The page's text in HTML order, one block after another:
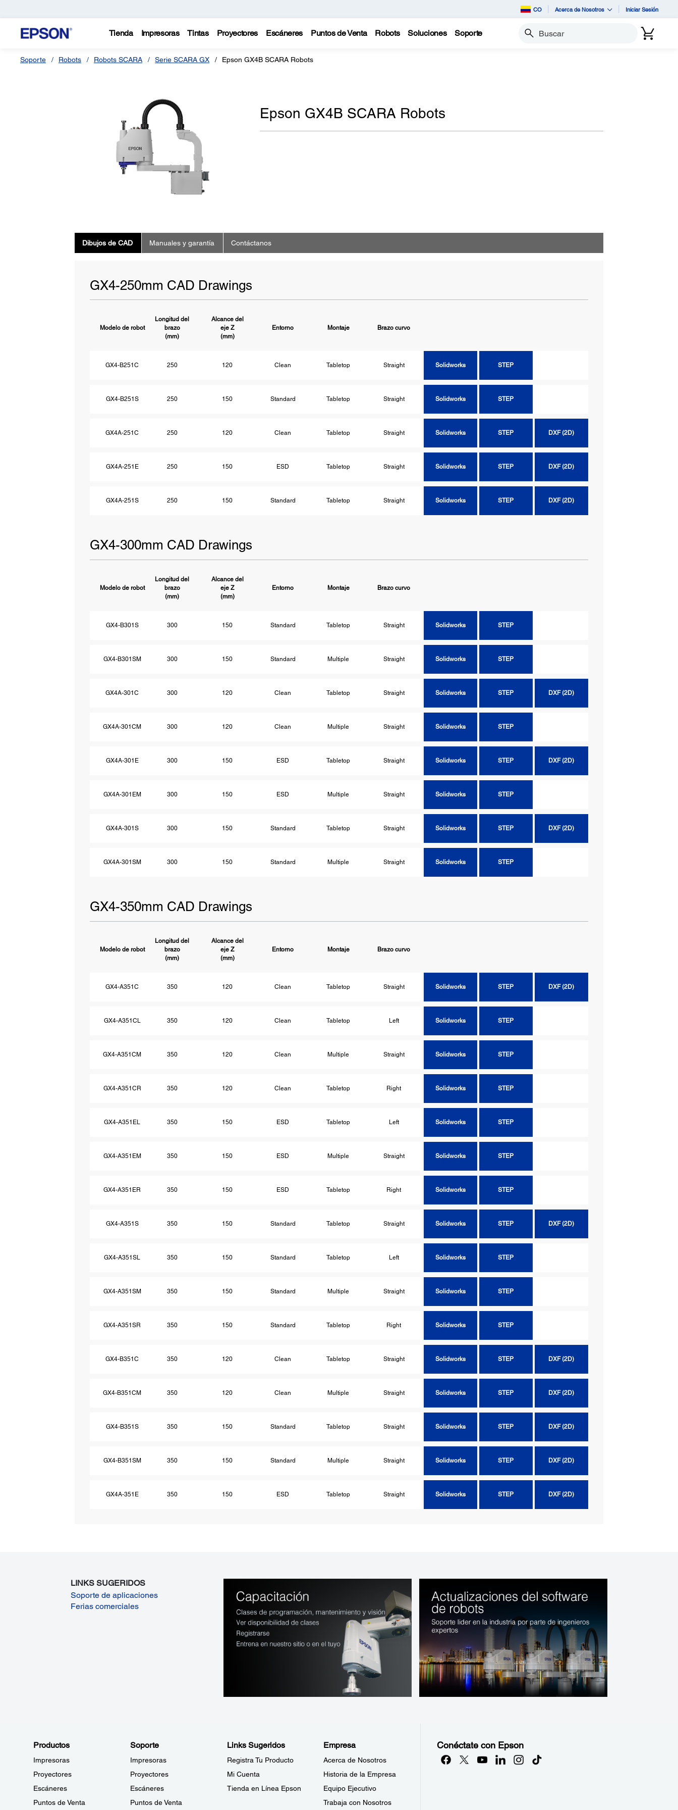
CO Acerca de Nosotros Iniciar Sesión
Tienda Impresoras Tintas Proyectores Escáneres Puntos de Venta Robots Soluciones Soporte Buscar
Soporte Robots Robots SCARA Serie SCARA GX Epson GX4B SCARA Robots
Epson GX4B SCARA Robots
Dibujos de CAD Manuales y garantía Contáctanos
GX4-250mm CAD Drawings
Modelo de robot
Longitud del
brazo
(mm)
Alcance del
eje Z
(mm)
Entorno Montaje Brazo curvo
GX4-B251C 250 120 Clean Tabletop Straight Solidworks STEP
GX4-B251S 250 150 Standard Tabletop Straight Solidworks STEP
GX4A-251C 250 120 Clean Tabletop Straight Solidworks STEP DXF (2D)
GX4A-251E 250 150 ESD Tabletop Straight Solidworks STEP DXF (2D)
GX4A-251S 250 150 Standard Tabletop Straight Solidworks STEP DXF (2D)
GX4-300mm CAD Drawings
Modelo de robot
Longitud del
brazo
(mm)
Alcance del
eje Z
(mm)
Entorno Montaje Brazo curvo
GX4-B301S 300 150 Standard Tabletop Straight Solidworks STEP
GX4-B301SM 300 150 Standard Multiple Straight Solidworks STEP
GX4A-301C 300 120 Clean Tabletop Straight Solidworks STEP DXF (2D)
GX4A-301CM 300 120 Clean Multiple Straight Solidworks STEP
GX4A-301E 300 150 ESD Tabletop Straight Solidworks STEP DXF (2D)
GX4A-301EM 300 150 ESD Multiple Straight Solidworks STEP
GX4A-301S 300 150 Standard Tabletop Straight Solidworks STEP DXF (2D)
GX4A-301SM 300 150 Standard Multiple Straight Solidworks STEP
GX4-350mm CAD Drawings
Modelo de robot
Longitud del
brazo
(mm)
Alcance del
eje Z
(mm)
Entorno Montaje Brazo curvo
GX4-A351C 350 120 Clean Tabletop Straight Solidworks STEP DXF (2D)
GX4-A351CL 350 120 Clean Tabletop Left Solidworks STEP
GX4-A351CM 350 120 Clean Multiple Straight Solidworks STEP
GX4-A351CR 350 120 Clean Tabletop Right Solidworks STEP
GX4-A351EL 350 150 ESD Tabletop Left Solidworks STEP
GX4-A351EM 350 150 ESD Multiple Straight Solidworks STEP
GX4-A351ER 350 150 ESD Tabletop Right Solidworks STEP
GX4-A351S 350 150 Standard Tabletop Straight Solidworks STEP DXF (2D)
GX4-A351SL 350 150 Standard Tabletop Left Solidworks STEP
GX4-A351SM 350 150 Standard Multiple Straight Solidworks STEP
GX4-A351SR 350 150 Standard Tabletop Right Solidworks STEP
GX4-B351C 350 120 Clean Tabletop Straight Solidworks STEP DXF (2D)
GX4-B351CM 350 120 Clean Multiple Straight Solidworks STEP DXF (2D)
GX4-B351S 350 150 Standard Tabletop Straight Solidworks STEP DXF (2D)
GX4-B351SM 350 150 Standard Multiple Straight Solidworks STEP DXF (2D)
GX4A-351E 350 150 ESD Tabletop Straight Solidworks STEP DXF (2D)
LINKS SUGERIDOS
Soporte de aplicaciones
Ferias comerciales
Productos
Impresoras
Proyectores
Escáneres
Puntos de Venta
Soporte
Impresoras
Proyectores
Escáneres
Puntos de Venta
Links Sugeridos
Registra Tu Producto
Mi Cuenta
Tienda en Línea Epson
Empresa
Acerca de Nosotros
Historia de la Empresa
Equipo Ejecutivo
Trabaja con Nosotros
Conéctate con Epson